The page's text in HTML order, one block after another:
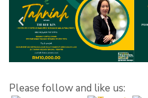
Please follow and like us: